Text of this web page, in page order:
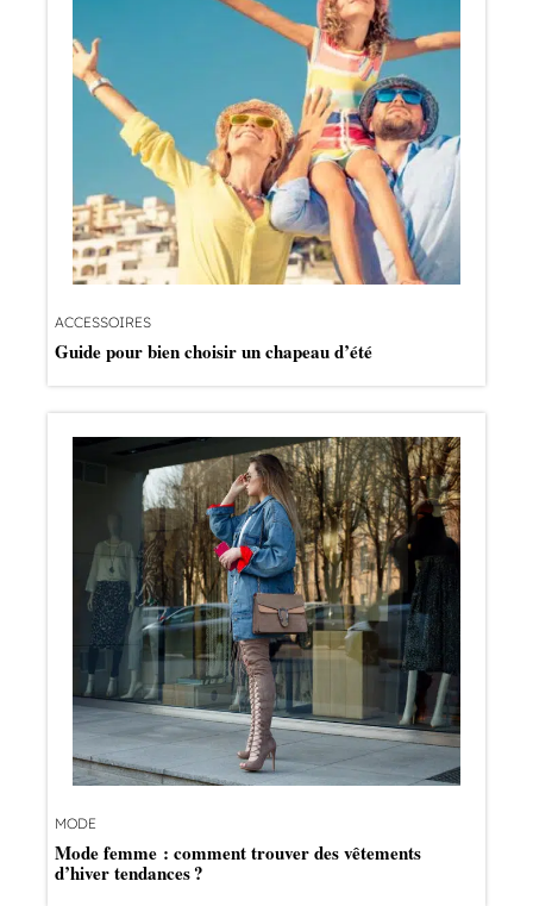
ACCESSOIRES
Guide pour bien choisir un chapeau d’été
MODE
Mode femme : comment trouver des vêtements
d’hiver tendances ?